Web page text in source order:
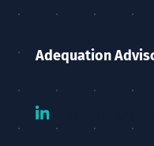
Adequation
Linkedin